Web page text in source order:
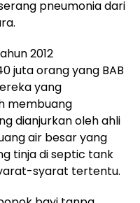
pneumonia dari
2012
juta orang yang BAB
yang
membuang
dianjurkan oleh ahli
air besar yang
tinja di septic tank
syarat tertentu.